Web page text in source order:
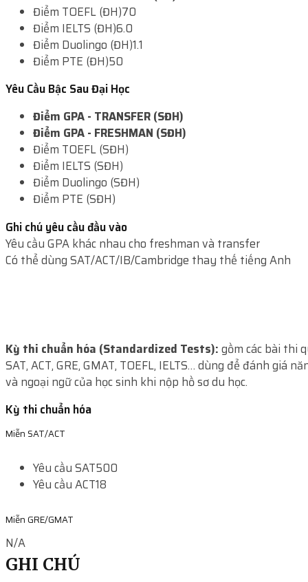
Kỳ thi chuẩn hóa (Standardized Tests): gồm các bài thi
SAT, ACT, GRE, GMAT, TOEFL, IELTS… dùng để đánh giá
và ngoại ngữ của học sinh khi nộp hồ sơ du học.
Kỳ thi chuẩn hóa
Miễn SAT/ACT
Yêu cầu SAT500
Yêu cầu ACT18
Miễn GRE/GMAT
N/A
Điểm TOEFL (ĐH)70
Điểm IELTS (ĐH)6.0
Điểm Duolingo (ĐH)1.1
Điểm PTE (ĐH)50
Yêu Cầu Bậc Sau Đại Học
Điểm GPA - TRANSFER (SĐH)
Điểm GPA - FRESHMAN (SĐH)
Điểm TOEFL (SĐH)
Điểm IELTS (SĐH)
Điểm Duolingo (SĐH)
Điểm PTE (SĐH)
Ghi chú yêu cầu đầu vào
Yêu cầu GPA khác nhau cho freshman và transfer
Có thể dùng SAT/ACT/IB/Cambridge thay thế tiếng Anh
GHI CHÚ